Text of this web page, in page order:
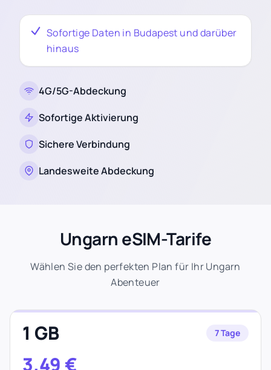
Sofortige Daten in Budapest und darüber
hinaus
4G/5G-Abdeckung
Sofortige Aktivierung
Sichere Verbindung
Landesweite Abdeckung
Ungarn eSIM-Tarife
Wählen Sie den perfekten Plan für Ihr Ungarn
Abenteuer
1 GB 7 Tage
3.49 €